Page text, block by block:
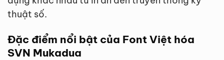
thuật số.
Đặc điểm nổi bật của Font Việt hóa
SVN Mukadua